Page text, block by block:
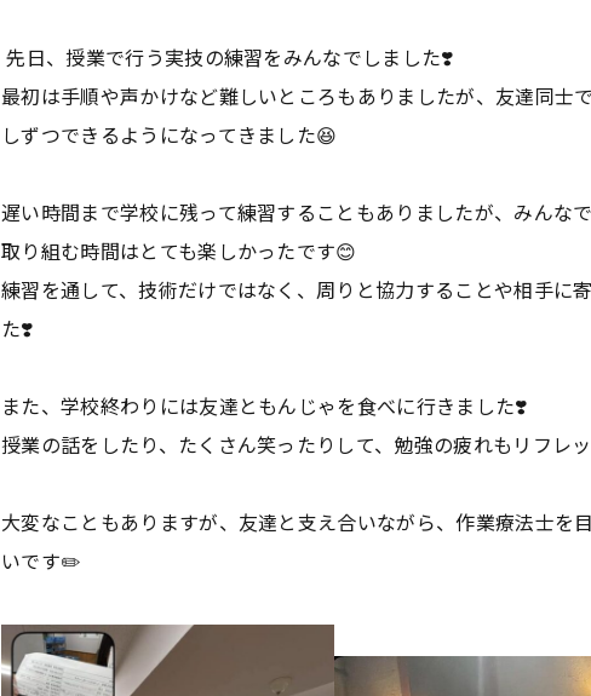
先日、授業で行う実技の練習をみんなでしました❣️
最初は手順や声かけなど難しいところもありましたが、友達同士
しずつできるようになってきました😆
遅い時間まで学校に残って練習することもありましたが、みんな
取り組む時間はとても楽しかったです😊
練習を通して、技術だけではなく、周りと協力することや相手に
た❣️
また、学校終わりには友達ともんじゃを食べに行きました❣️
授業の話をしたり、たくさん笑ったりして、勉強の疲れもリフレ
大変なこともありますが、友達と支え合いながら、作業療法士を
いです✏️